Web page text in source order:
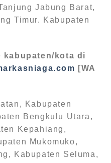
Jabung Barat,
Timur. Kabupaten
kabupaten/kota di
[WA
Kabupaten
Bengkulu Utara,
Kepahiang,
Mukomuko,
Kabupaten Seluma,